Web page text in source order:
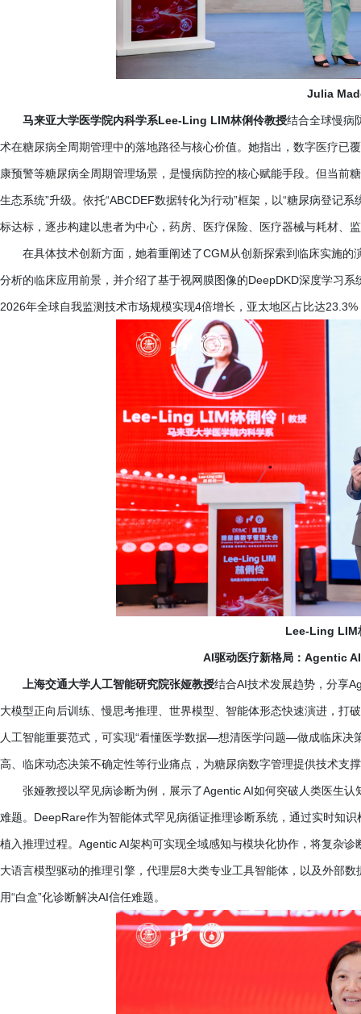
Julia
马来亚大学医学院内科学系Lee-Ling LIM林俐伶教授结合全球慢病
术在糖尿病全周期管理中的落地路径与核心价值。她指出，数字医疗已
康预警等糖尿病全周期管理场景，是慢病防控的核心赋能手段。但当前
生态系统”升级。依托“ABCDEF数据转化为行动”框架，以“糖尿病登记
标达标，逐步构建以患者为中心，药房、医疗保险、医疗器械与耗材、
在具体技术创新方面，她着重阐述了CGM从创新探索到临床实施的
分析的临床应用前景，并介绍了基于视网膜图像的DeepDKD深度学习
2026年全球自我监测技术市场规模实现4倍增长，亚太地区占比达
Lee-Ling LIM
AI驱动医疗新格局：Agentic
上海交通大学人工智能研究院张娅教授结合AI技术发展趋势，分享
大模型正向后训练、慢思考推理、世界模型、智能体形态快速演进，打
人工智能重要范式，可实现“看懂医学数据—想清医学问题—做成临床决
高、临床动态决策不确定性等行业痛点，为糖尿病数字管理提供技术支
张娅教授以罕见病诊断为例，展示了Agentic AI如何突破人类医生认
难题。DeepRare作为智能体式罕见病循证推理诊断系统，通过实时知
植入推理过程。Agentic AI架构可实现全域感知与模块化协作，将复杂
大语言模型驱动的推理引擎，代理层8大类专业工具智能体，以及外部
用“白盒”化诊断解决AI信任难题。